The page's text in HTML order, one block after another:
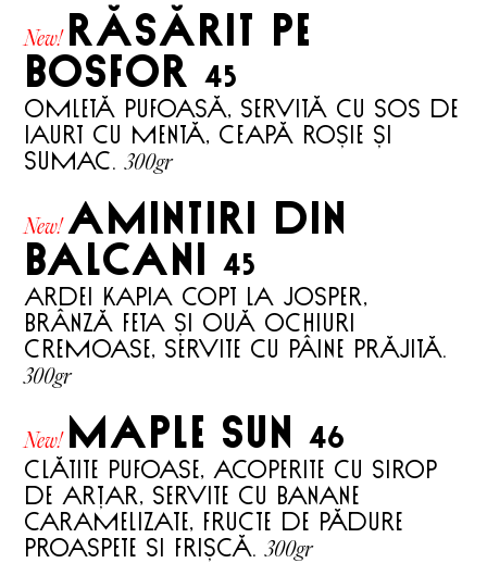
New! RĂSĂRIT PE
BOSFOR 45
Omletă pufoasă, servită cu sos de
iaurt cu mentă, ceapă roșie și
sumac. 300gr
New!AMINTIRI DIN
BALCANI 45
ARDEI KAPIA COPT LA JOSPER,
BRÂNZĂ FETA ȘI OUĂ OCHIURI
CREMOASE, SERVITE CU PÂINE PRĂJITĂ.
300gr
New! MAPLE SUN 46
CLĂTITE PUFOASE, ACOPERITE CU SIROP
DE ARȚAR, SERVITE CU BANANE
CARAMELIZATE, FRUCTE DE PĂDURE
PROASPETE SI FRIȘCĂ. 300gr